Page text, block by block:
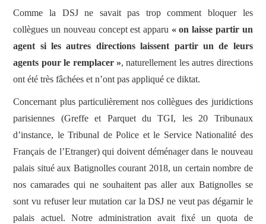
Comme la DSJ ne savait pas trop comment bloquer les
collègues un nouveau concept est apparu « on laisse partir un
agent si les autres directions laissent partir un de leurs
agents pour le remplacer », naturellement les autres directions
ont été très fâchées et n’ont pas appliqué ce diktat.
Concernant plus particulièrement nos collègues des juridictions
parisiennes (Greffe et Parquet du TGI, les 20 Tribunaux
d’instance, le Tribunal de Police et le Service Nationalité des
Français de l’Etranger) qui doivent déménager dans le nouveau
palais situé aux Batignolles courant 2018, un certain nombre de
nos camarades qui ne souhaitent pas aller aux Batignolles se
sont vu refuser leur mutation car la DSJ ne veut pas dégarnir le
palais actuel. Notre administration avait fixé un quota de